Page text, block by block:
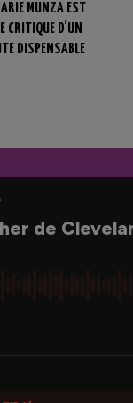
MUNZA EST
CRITIQUE D’UN
DISPENSABLE